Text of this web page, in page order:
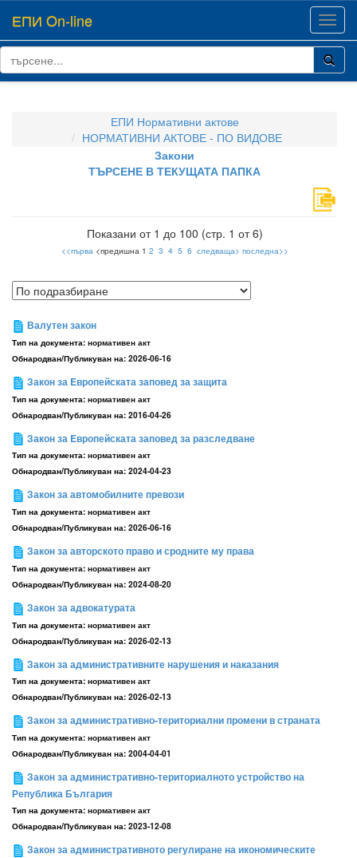
ЕПИ On-line
ЕПИ Нормативни актове
НОРМАТИВНИ АКТОВЕ - ПО ВИДОВЕ
Закони
ТЪРСЕНЕ В ТЕКУЩАТА ПАПКА
Показани от 1 до 100 (стр. 1 от 6)
<<първа<предишна 1 2 3 4 5 6 следваща> последна>>
Валутен закон
Тип на документа: нормативен акт
Обнародван/Публикуван на: 2026-06-16
Закон за Eвропейската заповед за защита
Тип на документа: нормативен акт
Обнародван/Публикуван на: 2016-04-26
Закон за Eвропейската заповед за разследване
Тип на документа: нормативен акт
Обнародван/Публикуван на: 2024-04-23
Закон за автомобилните превози
Тип на документа: нормативен акт
Обнародван/Публикуван на: 2026-06-16
Закон за авторското право и сродните му права
Тип на документа: нормативен акт
Обнародван/Публикуван на: 2024-08-20
Закон за адвокатурата
Тип на документа: нормативен акт
Обнародван/Публикуван на: 2026-02-13
Закон за административните нарушения и наказания
Тип на документа: нормативен акт
Обнародван/Публикуван на: 2026-02-13
Закон за административно-териториални промени в страната
Тип на документа: нормативен акт
Обнародван/Публикуван на: 2004-04-01
Закон за административно-териториалното устройство на
Република България
Тип на документа: нормативен акт
Обнародван/Публикуван на: 2023-12-08
Закон за административното регулиране на икономическите